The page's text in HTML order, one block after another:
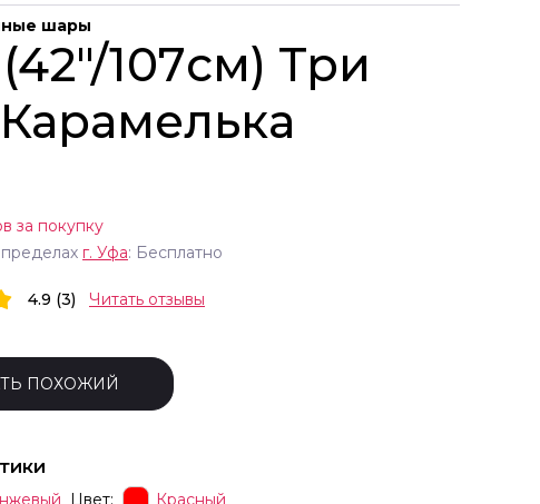
шары
107см) Три
за покупку
г. Уфа: Бесплатно
4.9 (3) Читать отзывы
ПОХОЖИЙ
Цвет: Красный